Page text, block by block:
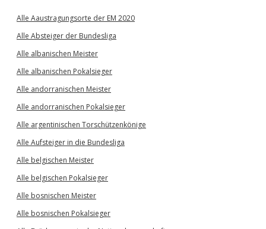
Alle Aaustragungsorte der EM 2020
Alle Absteiger der Bundesliga
Alle albanischen Meister
Alle albanischen Pokalsieger
Alle andorranischen Meister
Alle andorranischen Pokalsieger
Alle argentinischen Torschützenkönige
Alle Aufsteiger in die Bundesliga
Alle belgischen Meister
Alle belgischen Pokalsieger
Alle bosnischen Meister
Alle bosnischen Pokalsieger